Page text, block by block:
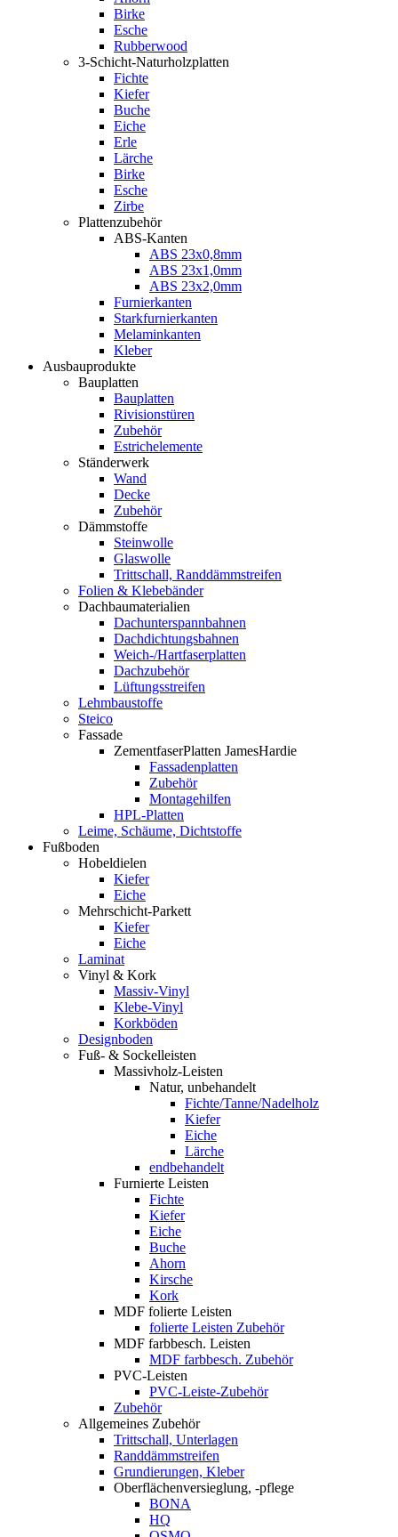
Birke
Esche
Rubberwood
3-Schicht-Naturholzplatten
Fichte
Kiefer
Buche
Eiche
Erle
Lärche
Birke
Esche
Zirbe
Plattenzubehör
ABS-Kanten
ABS 23x0,8mm
ABS 23x1,0mm
ABS 23x2,0mm
Furnierkanten
Starkfurnierkanten
Melaminkanten
Kleber
Ausbauprodukte
Bauplatten
Bauplatten
Rivisionstüren
Zubehör
Estrichelemente
Ständerwerk
Wand
Decke
Zubehör
Dämmstoffe
Steinwolle
Glaswolle
Trittschall, Randdämmstreifen
Folien & Klebebänder
Dachbaumaterialien
Dachunterspannbahnen
Dachdichtungsbahnen
Weich-/Hartfaserplatten
Dachzubehör
Lüftungsstreifen
Lehmbaustoffe
Steico
Fassade
ZementfaserPlatten JamesHardie
Fassadenplatten
Zubehör
Montagehilfen
HPL-Platten
Leime, Schäume, Dichtstoffe
Fußboden
Hobeldielen
Kiefer
Eiche
Mehrschicht-Parkett
Kiefer
Eiche
Laminat
Vinyl & Kork
Massiv-Vinyl
Klebe-Vinyl
Korkböden
Designboden
Fuß- & Sockelleisten
Massivholz-Leisten
Natur, unbehandelt
Fichte/Tanne/Nadelholz
Kiefer
Eiche
Lärche
endbehandelt
Furnierte Leisten
Fichte
Kiefer
Eiche
Buche
Ahorn
Kirsche
Kork
MDF folierte Leisten
folierte Leisten Zubehör
MDF farbbesch. Leisten
MDF farbbesch. Zubehör
PVC-Leisten
PVC-Leiste-Zubehör
Zubehör
Allgemeines Zubehör
Trittschall, Unterlagen
Randdämmstreifen
Grundierungen, Kleber
Oberflächenversieglung, -pflege
BONA
HQ